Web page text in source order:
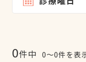
0件中 0〜0件を表